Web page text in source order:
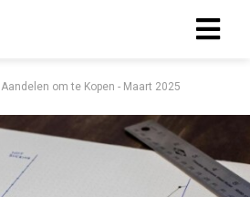
om te Kopen - Maart 2025